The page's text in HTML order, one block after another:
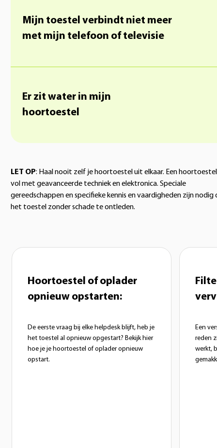
Mijn toestel verbindt niet meer
met mijn telefoon of televisie
Er zit water in mijn
hoortoestel
LET OP: Haal nooit zelf je hoortoestel uit elkaar. Een
vol met geavanceerde techniek en elektronica. Speciale
gereedschappen en specifieke kennis en vaardigheden zijn nodig
het toestel zonder schade te ontleden.
Hoortoestel of oplader
opnieuw opstarten:
De eerste vraag bij elke helpdesk blijft, heb je
het toestel al opnieuw opgestart? Bekijk hier
hoe je je hoortoestel of oplader opnieuw
opstart.
Een
reden
werkt,